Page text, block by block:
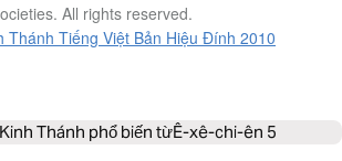
All rights reserved.
Thánh Tiếng Việt Bản Hiệu Đính 2010
Thánh phổ biến từÊ-xê-chi-ên 5